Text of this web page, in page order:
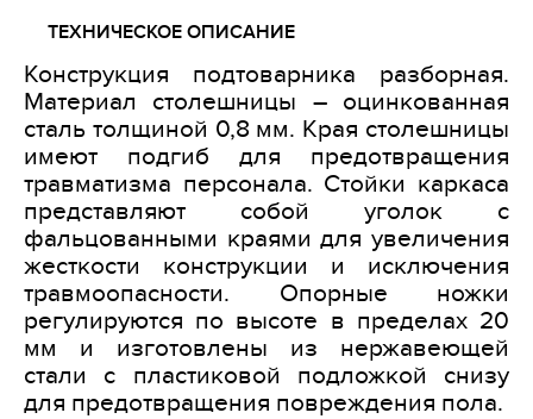
ТЕХНИЧЕСКОЕ ОПИСАНИЕ
Конструкция подтоварника разборная.
Материал столешницы – оцинкованная
сталь толщиной 0,8 мм. Края столешницы
имеют подгиб для предотвращения
травматизма персонала. Стойки каркаса
представляют собой уголок с
фальцованными краями для увеличения
жесткости конструкции и исключения
травмоопасности. Опорные ножки
регулируются по высоте в пределах 20
мм и изготовлены из нержавеющей
стали с пластиковой подложкой снизу
для предотвращения повреждения пола.